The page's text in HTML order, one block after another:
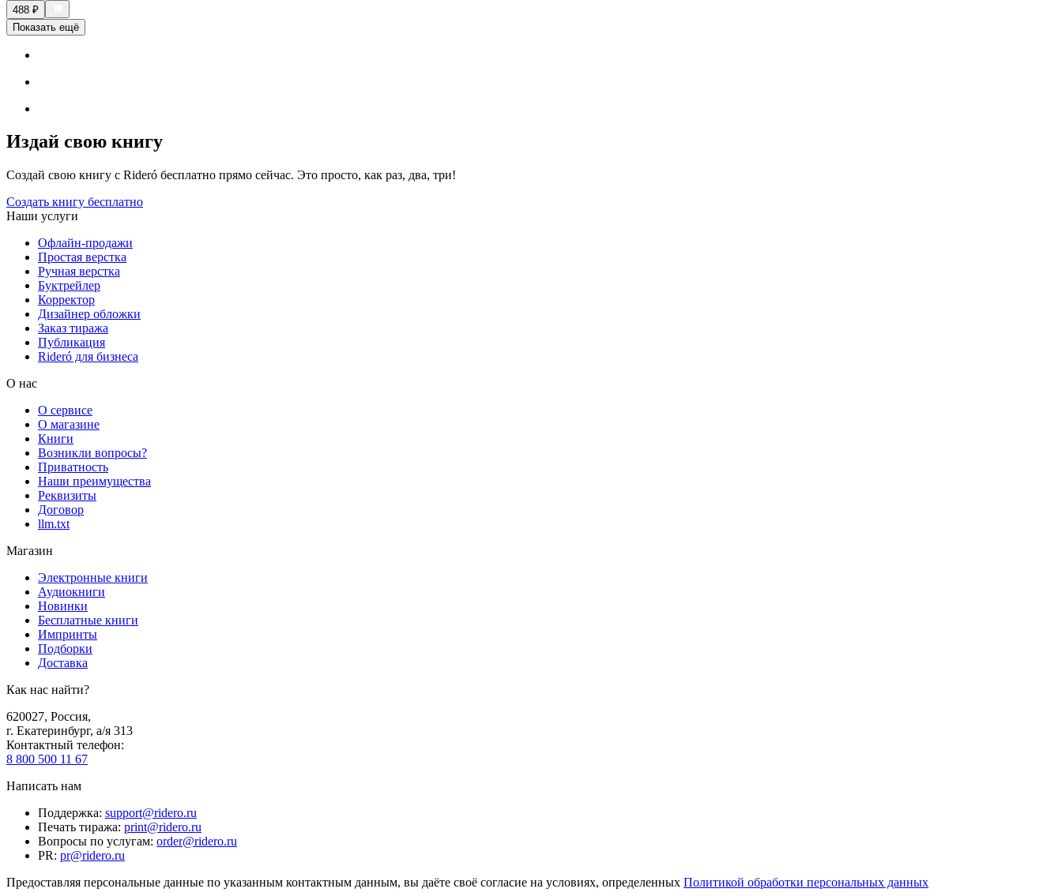
488 ₽
Показать ещё
Издай свою книгу
Создай свою книгу с Rideró бесплатно прямо сейчас. Это просто, как раз, два, три!
Создать книгу бесплатно
Наши услуги
Офлайн-продажи
Простая верстка
Ручная верстка
Буктрейлер
Корректор
Дизайнер обложки
Заказ тиража
Публикация
Rideró для бизнеса
О нас
О сервисе
О магазине
Книги
Возникли вопросы?
Приватность
Наши преимущества
Реквизиты
Договор
llm.txt
Магазин
Электронные книги
Аудиокниги
Новинки
Бесплатные книги
Импринты
Подборки
Доставка
Как нас найти?
620027, Россия,
г. Екатеринбург, а/я 313
Контактный телефон:
8 800 500 11 67
Написать нам
Поддержка: support@ridero.ru
Печать тиража: print@ridero.ru
Вопросы по услугам: order@ridero.ru
PR: pr@ridero.ru
Предоставляя персональные данные по указанным контактным данным, вы даёте своё согласие на условиях, определенных Политикой обработки персональных данных